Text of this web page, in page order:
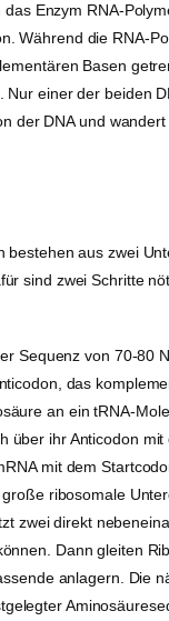
Enzym RNA-
Während die RNA-
Basen
einer der beiden
der DNA und
aus zwei
sind zwei Schritte
Sequenz von 70-80
das
an ein tRNA-
ihr Anticodon
mit dem
ribosomale
zwei direkt
Dann gleiten
anlagern. Die